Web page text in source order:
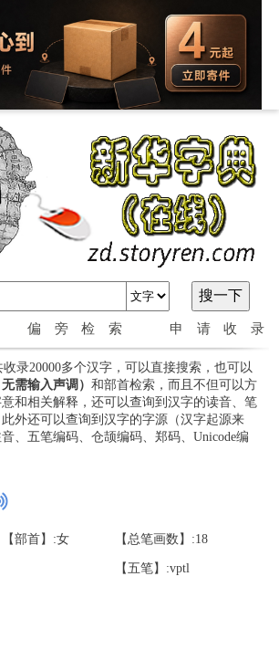
偏旁检索 申请收录
录20000多个汉字，可以直接搜索，也可以
需输入声调） 和部首检索，而且不但可以方
和相关解释，还可以查询到汉字的读音、笔
外还可以查询到汉字的字源（汉字起源来
、五笔编码、仓颉编码、郑码、Unicode编
【部首】:女 【总笔画数】:18
【五笔】:vptl